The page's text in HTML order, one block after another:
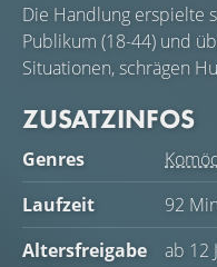
Die Handlung erspielte
Publikum (18-44) und
Situationen, schrägen
ZUSATZINFOS
Genres
Laufzeit
92
Altersfreigabe
ab 12